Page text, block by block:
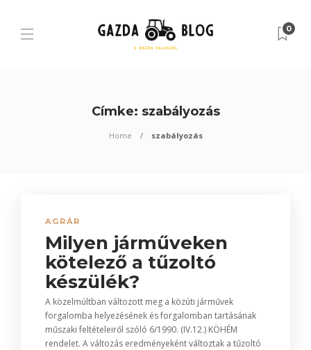
0
Címke: szabályozás
Home szabályozás
AGRÁR
Milyen járműveken
kötelező a tűzoltó
készülék?
A közelmúltban változott meg a közúti járművek
forgalomba helyezésének és forgalomban tartásának
műszaki feltételeiről szóló 6/1990. (IV.12.) KÖHÉM
rendelet. A változás eredményeként változtak a tűzoltó